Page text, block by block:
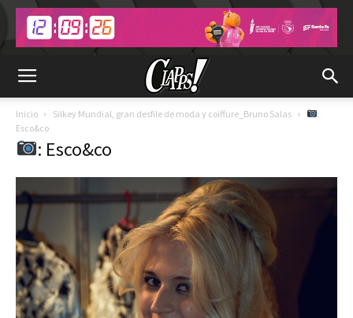
Inicio Silkey Mundial, gran desfile de moda y coiffure_Bruno Salas
:
Esco&co
: Esco&co